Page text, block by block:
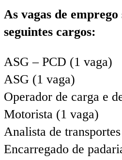
As vagas de emprego
seguintes cargos:
ASG – PCD (1 vaga)
ASG (1 vaga)
Operador de carga e
Motorista (1 vaga)
Analista de
Encarregado de